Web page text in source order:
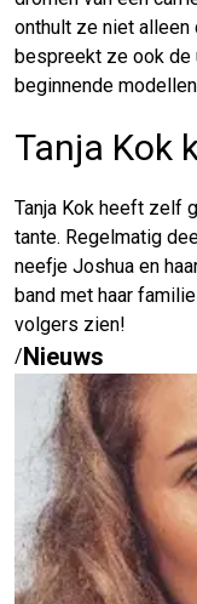
onthult ze niet alleen
bespreekt ze ook de
beginnende
Tanja Kok
Tanja Kok heeft zelf
tante. Regelmatig
neefje Joshua en
band met haar
volgers zien!
/Nieuws